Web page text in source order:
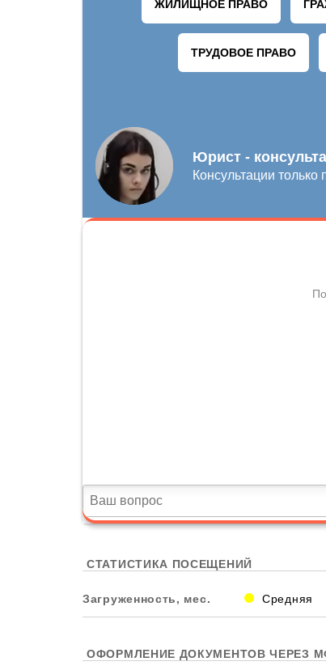
СТАТИСТИКА ПОСЕЩЕНИЙ
Загруженность, мес. Средняя
ОФОРМЛЕНИЕ ДОКУМЕНТОВ ЧЕРЕЗ